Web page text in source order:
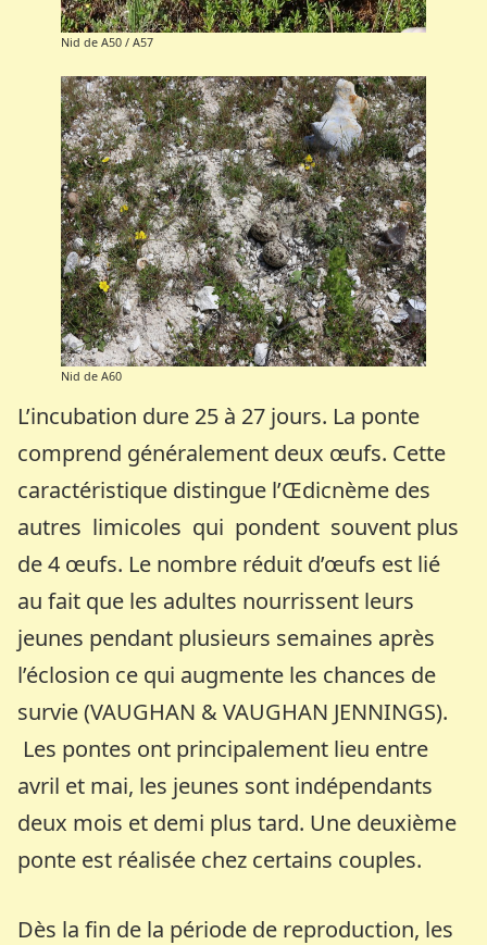
Nid de A50 / A57
Nid de A60
L’incubation dure 25 à 27 jours. La ponte
comprend généralement deux œufs. Cette
caractéristique distingue l’Œdicnème des
autres limicoles qui pondent souvent plus
de 4 œufs. Le nombre réduit d’œufs est lié
au fait que les adultes nourrissent leurs
jeunes pendant plusieurs semaines après
l’éclosion ce qui augmente les chances de
survie (VAUGHAN & VAUGHAN JENNINGS).
Les pontes ont principalement lieu entre
avril et mai, les jeunes sont indépendants
deux mois et demi plus tard. Une deuxième
ponte est réalisée chez certains couples.
Dès la fin de la période de reproduction, les